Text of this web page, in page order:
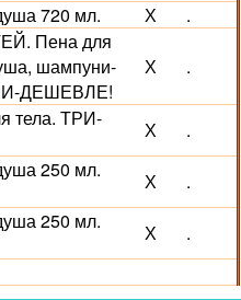
720 мл. Х .
Пена для
шампуни-
ДЕШЕВЛЕ!
Х .
тела. ТРИ-
Х .
250 мл.
Х .
250 мл.
Х .